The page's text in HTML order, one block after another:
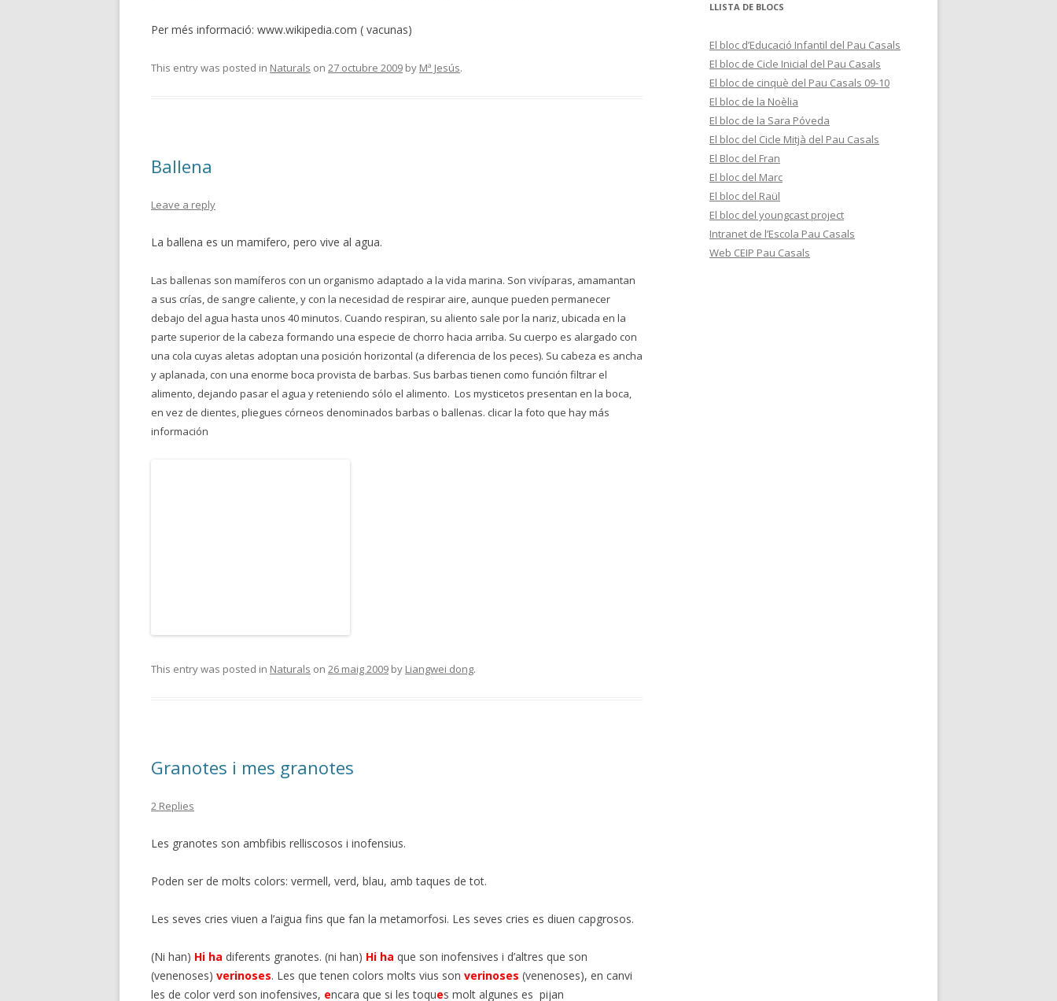
Per més informació: www.wikipedia.com ( vacunas)
This entry was posted in Naturals on 27 octubre 2009 by Mª Jesús.
Ballena
Leave a reply
La ballena es un mamifero, pero vive al agua.
Las ballenas son mamíferos con un organismo adaptado a la vida marina. Son vivíparas, amamantan
a sus crías, de sangre caliente, y con la necesidad de respirar aire, aunque pueden permanecer
debajo del agua hasta unos 40 minutos. Cuando respiran, su aliento sale por la nariz, ubicada en la
parte superior de la cabeza formando una especie de chorro hacia arriba. Su cuerpo es alargado con
una cola cuyas aletas adoptan una posición horizontal (a diferencia de los peces). Su cabeza es ancha
y aplanada, con una enorme boca provista de barbas. Sus barbas tienen como función filtrar el
alimento, dejando pasar el agua y reteniendo sólo el alimento. Los mysticetos presentan en la boca,
en vez de dientes, pliegues córneos denominados barbas o ballenas. clicar la foto que hay más
información
This entry was posted in Naturals on 26 maig 2009 by Liangwei dong.
Granotes i mes granotes
2 Replies
Les granotes son ambfibis relliscosos i inofensius.
Poden ser de molts colors: vermell, verd, blau, amb taques de tot.
Les seves cries viuen a l’aigua fins que fan la metamorfosi. Les seves cries es diuen capgrosos.
(Ni han) Hi ha diferents granotes. (ni han) Hi ha que son inofensives i d’altres que son
(venenoses) verinoses. Les que tenen colors molts vius son verinoses (venenoses), en canvi
les de color verd son inofensives, encara que si les toques molt algunes es pijan
LLISTA DE BLOCS
El bloc d’Educació Infantil del Pau Casals
El bloc de Cicle Inicial del Pau Casals
El bloc de cinquè del Pau Casals 09-10
El bloc de la Noèlia
El bloc de la Sara Póveda
El bloc del Cicle Mitjà del Pau Casals
El Bloc del Fran
El bloc del Marc
El bloc del Raül
El bloc del youngcast project
Intranet de l’Escola Pau Casals
Web CEIP Pau Casals